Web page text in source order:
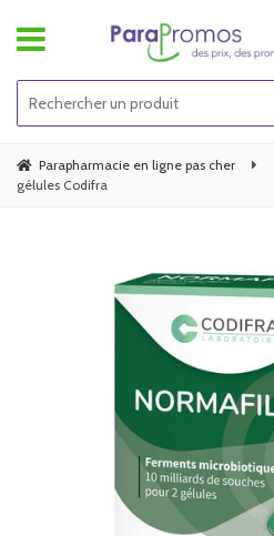
Parapharmacie en ligne pas cher
gélules Codifra